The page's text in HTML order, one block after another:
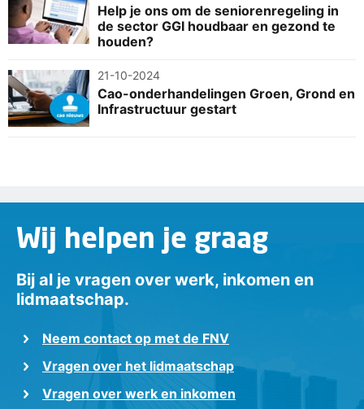
Help je ons om de seniorenregeling in
de sector GGI houdbaar en gezond te
houden?
21-10-2024
Cao-onderhandelingen Groen, Grond en
Infrastructuur gestart
Wij helpen je graag
Bij al je vragen over werk, inkomen en
lidmaatschap.
Neem contact op met de FNV
Vragen over het lidmaatschap
Vragen over werk en inkomen